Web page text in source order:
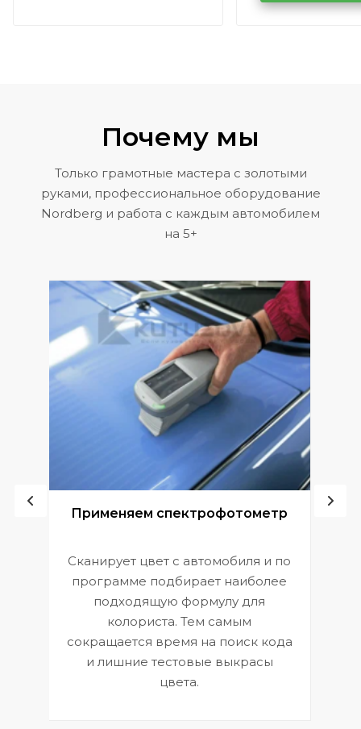
Volkswagen
Почему мы
Только грамотные мастера с золотыми
руками, профессиональное оборудование
Nordberg и работа с каждым автомобилем
на 5+
Применяем спектрофотометр
Сканирует цвет с автомобиля и по
программе подбирает наиболее
подходящую формулу для
колориста. Тем самым
сокращается время на поиск кода
и лишние тестовые выкрасы
цвета.